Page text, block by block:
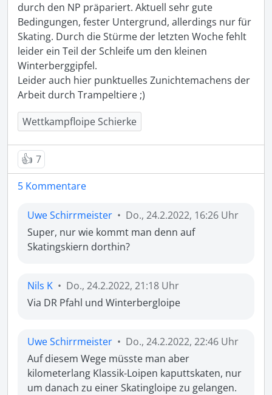
durch den NP präpariert. Aktuell sehr gute
Bedingungen, fester Untergrund, allerdings nur für
Skating. Durch die Stürme der letzten Woche fehlt
leider ein Teil der Schleife um den kleinen
Winterberggipfel.
Leider auch hier punktuelles Zunichtemachens der
Arbeit durch Trampeltiere ;)
Wettkampfloipe Schierke
👍 7
5 Kommentare
Uwe Schirrmeister • Do., 24.2.2022, 16:26 Uhr
Super, nur wie kommt man denn auf
Skatingskiern dorthin?
Nils K • Do., 24.2.2022, 21:18 Uhr
Via DR Pfahl und Winterbergloipe
Uwe Schirrmeister • Do., 24.2.2022, 22:46 Uhr
Auf diesem Wege müsste man aber
kilometerlang Klassik-Loipen kaputtskaten, nur
um danach zu einer Skatingloipe zu gelangen.